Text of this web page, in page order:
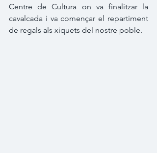
Centre de Cultura on va finalitzar la
cavalcada i va començar el repartiment
de regals als xiquets del nostre poble.